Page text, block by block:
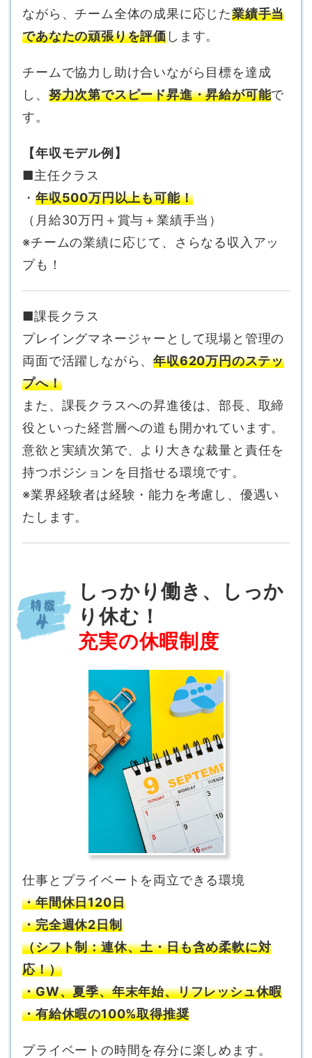
ながら、チーム全体の成果に応じた業績手当
であなたの頑張りを評価します。
チームで協力し助け合いながら目標を達成
し、努力次第でスピード昇進・昇給が可能で
す。
【年収モデル例】
■主任クラス
・年収500万円以上も可能！
（月給30万円＋賞与＋業績手当）
※チームの業績に応じて、さらなる収入アッ
プも！
■課長クラス
プレイングマネージャーとして現場と管理の
両面で活躍しながら、年収620万円のステッ
プへ！
また、課長クラスへの昇進後は、部長、取締
役といった経営層への道も開かれています。
意欲と実績次第で、より大きな裁量と責任を
持つポジションを目指せる環境です。
※業界経験者は経験・能力を考慮し、優遇い
たします。
しっかり働き、しっか
り休む！
充実の休暇制度
仕事とプライベートを両立できる環境
・年間休日120日
・完全週休2日制
（シフト制：連休、土・日も含め柔軟に対
応！）
・GW、夏季、年末年始、リフレッシュ休暇
・有給休暇の100%取得推奨
プライベートの時間を存分に楽しめます。